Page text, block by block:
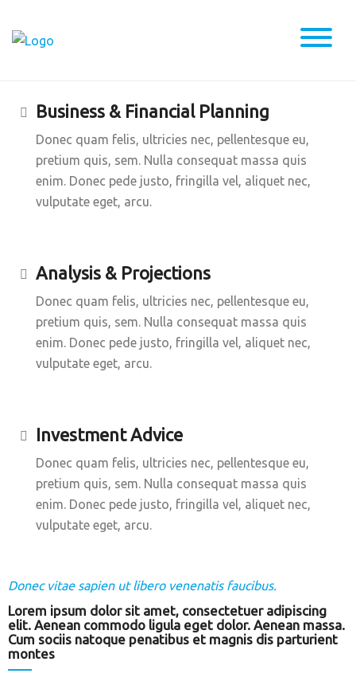
Business & Financial Planning
Donec quam felis, ultricies nec, pellentesque eu,
pretium quis, sem. Nulla consequat massa quis
enim. Donec pede justo, fringilla vel, aliquet nec,
vulputate eget, arcu.
Analysis & Projections
Donec quam felis, ultricies nec, pellentesque eu,
pretium quis, sem. Nulla consequat massa quis
enim. Donec pede justo, fringilla vel, aliquet nec,
vulputate eget, arcu.
Investment Advice
Donec quam felis, ultricies nec, pellentesque eu,
pretium quis, sem. Nulla consequat massa quis
enim. Donec pede justo, fringilla vel, aliquet nec,
vulputate eget, arcu.
Donec vitae sapien ut libero venenatis faucibus.
Lorem ipsum dolor sit amet, consectetuer adipiscing
elit. Aenean commodo ligula eget dolor. Aenean massa.
Cum sociis natoque penatibus et magnis dis parturient
montes